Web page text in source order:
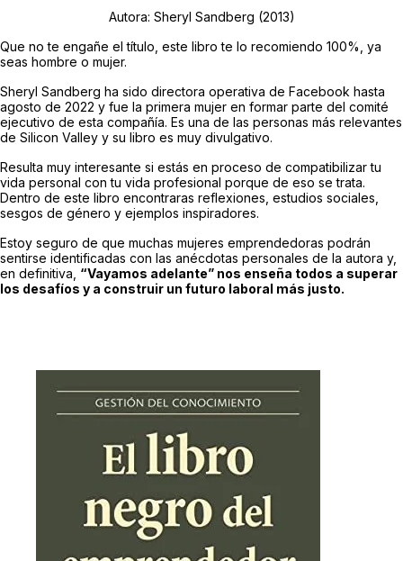
Autora: Sheryl Sandberg (2013)
Que no te engañe el título, este libro te lo recomiendo 100%, ya
seas hombre o mujer.
Sheryl Sandberg ha sido directora operativa de Facebook hasta
agosto de 2022 y fue la primera mujer en formar parte del comité
ejecutivo de esta compañía. Es una de las personas más relevantes
de Silicon Valley y su libro es muy divulgativo.
Resulta muy interesante si estás en proceso de compatibilizar tu
vida personal con tu vida profesional porque de eso se trata.
Dentro de este libro encontraras reflexiones, estudios sociales,
sesgos de género y ejemplos inspiradores.
Estoy seguro de que muchas mujeres emprendedoras podrán
sentirse identificadas con las anécdotas personales de la autora y,
en definitiva, “Vayamos adelante” nos enseña todos a superar
los desafíos y a construir un futuro laboral más justo.